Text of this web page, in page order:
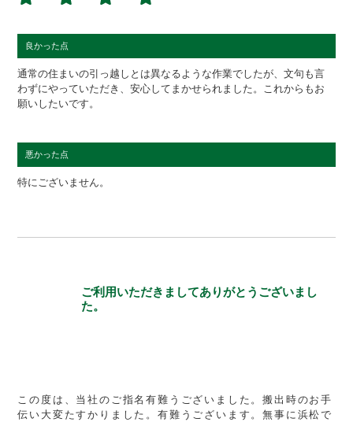
良かった点
通常の住まいの引っ越しとは異なるような作業でしたが、文句も言
わずにやっていただき、安心してまかせられました。これからもお
願いしたいです。
悪かった点
特にございません。
ご利用いただきましてありがとうございまし
た。
この度は、当社のご指名有難うございました。搬出時のお手
伝い大変たすかりました。有難うございます。無事に浜松で